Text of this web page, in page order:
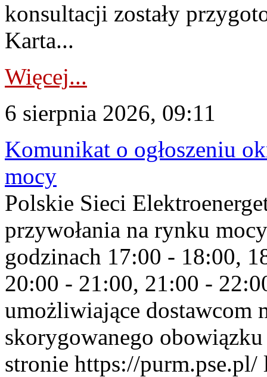
konsultacji zostały
Karta...
Więcej...
6 sierpnia 2026, 09:11
Komunikat o ogłoszeniu
mocy
Polskie Sieci
przywołania na rynku
godzinach 17:00 - 18:00,
20:00 - 21:00, 21:00 -
umożliwiające dostawcom
skorygowanego
stronie https://